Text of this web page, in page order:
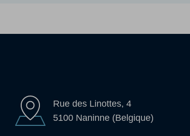
Rue des Linottes, 4
5100 Naninne (Belgique)